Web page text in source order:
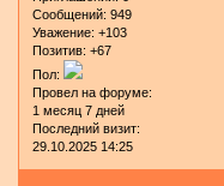
Сообщений: 949
Уважение: +103
Позитив: +67
Пол:
Провел на форуме:
1 месяц 7 дней
Последний визит:
29.10.2025 14:25